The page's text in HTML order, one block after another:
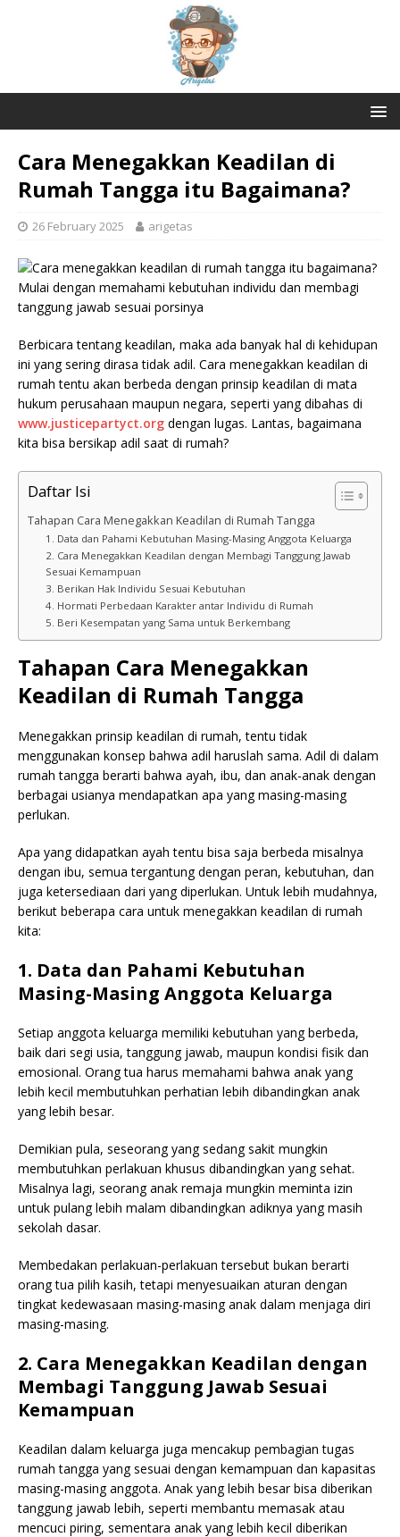
Cara Menegakkan Keadilan di
Rumah Tangga itu Bagaimana?
26 February 2025 arigetas
Berbicara tentang keadilan, maka ada banyak hal di kehidupan
ini yang sering dirasa tidak adil. Cara menegakkan keadilan di
rumah tentu akan berbeda dengan prinsip keadilan di mata
hukum perusahaan maupun negara, seperti yang dibahas di
www.justicepartyct.org dengan lugas. Lantas, bagaimana
kita bisa bersikap adil saat di rumah?
Daftar Isi
Tahapan Cara Menegakkan Keadilan di Rumah Tangga
1. Data dan Pahami Kebutuhan Masing-Masing Anggota Keluarga
2. Cara Menegakkan Keadilan dengan Membagi Tanggung Jawab
Sesuai Kemampuan
3. Berikan Hak Individu Sesuai Kebutuhan
4. Hormati Perbedaan Karakter antar Individu di Rumah
5. Beri Kesempatan yang Sama untuk Berkembang
Tahapan Cara Menegakkan
Keadilan di Rumah Tangga
Menegakkan prinsip keadilan di rumah, tentu tidak
menggunakan konsep bahwa adil haruslah sama. Adil di dalam
rumah tangga berarti bahwa ayah, ibu, dan anak-anak dengan
berbagai usianya mendapatkan apa yang masing-masing
perlukan.
Apa yang didapatkan ayah tentu bisa saja berbeda misalnya
dengan ibu, semua tergantung dengan peran, kebutuhan, dan
juga ketersediaan dari yang diperlukan. Untuk lebih mudahnya,
berikut beberapa cara untuk menegakkan keadilan di rumah
kita:
1. Data dan Pahami Kebutuhan
Masing-Masing Anggota Keluarga
Setiap anggota keluarga memiliki kebutuhan yang berbeda,
baik dari segi usia, tanggung jawab, maupun kondisi fisik dan
emosional. Orang tua harus memahami bahwa anak yang
lebih kecil membutuhkan perhatian lebih dibandingkan anak
yang lebih besar.
Demikian pula, seseorang yang sedang sakit mungkin
membutuhkan perlakuan khusus dibandingkan yang sehat.
Misalnya lagi, seorang anak remaja mungkin meminta izin
untuk pulang lebih malam dibandingkan adiknya yang masih
sekolah dasar.
Membedakan perlakuan-perlakuan tersebut bukan berarti
orang tua pilih kasih, tetapi menyesuaikan aturan dengan
tingkat kedewasaan masing-masing anak dalam menjaga diri
masing-masing.
2. Cara Menegakkan Keadilan dengan
Membagi Tanggung Jawab Sesuai
Kemampuan
Keadilan dalam keluarga juga mencakup pembagian tugas
rumah tangga yang sesuai dengan kemampuan dan kapasitas
masing-masing anggota. Anak yang lebih besar bisa diberikan
tanggung jawab lebih, seperti membantu memasak atau
mencuci piring, sementara anak yang lebih kecil diberikan